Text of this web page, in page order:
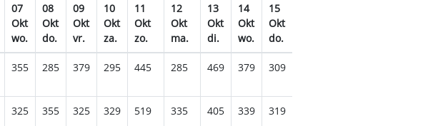
07
Okt
wo.
08
Okt
do.
09
Okt
vr.
10
Okt
za.
11
Okt
zo.
12
Okt
ma.
13
Okt
di.
14
Okt
wo.
15
Okt
do.
355 285 379 295 445 285 469 379 309
325 355 325 329 519 335 405 339 319